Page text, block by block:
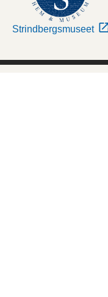
Strindbergsmuseet